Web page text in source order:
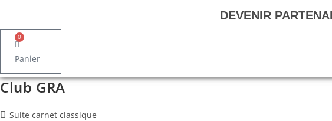
DEVENIR
0
Panier
Club GRA
PostSuite carnet classique